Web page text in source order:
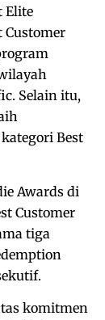
Elite
Customer
Selain itu,
Best
Awards di
Customer
tiga
komitmen